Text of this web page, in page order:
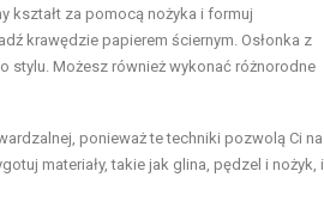
kształt za pomocą nożyka i formuj
krawędzie papierem ściernym. Osłonka z
stylu. Możesz również wykonać różnorodne
ponieważ te techniki pozwolą Ci na
materiały, takie jak glina, pędzel i nożyk, i